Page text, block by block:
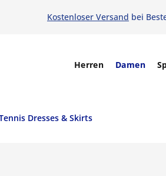
Kostenloser Versand bei
Herren Damen
Dresses & Skirts